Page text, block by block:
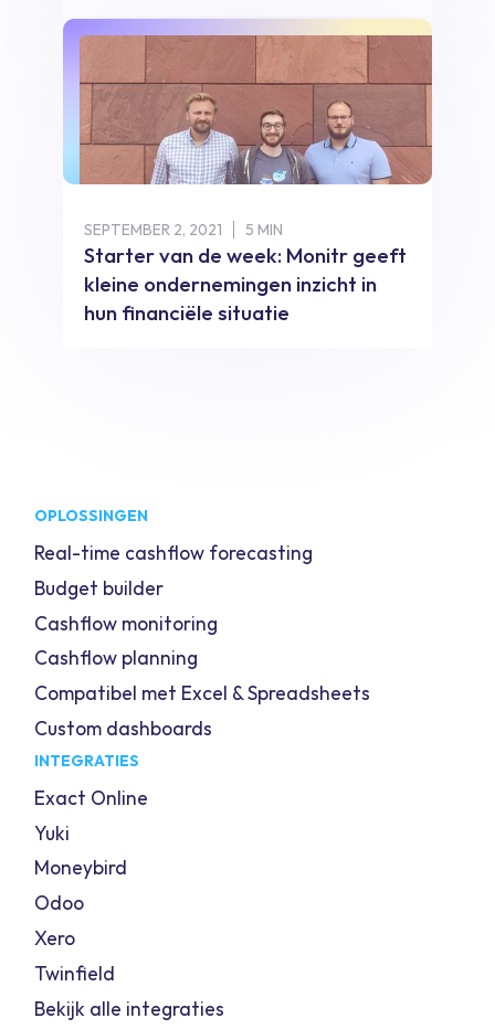
SEPTEMBER 2, 2021 5 MIN
Starter van de week: Monitr geeft
kleine ondernemingen inzicht in
hun financiële situatie
OPLOSSINGEN
Real-time cashflow forecasting
Budget builder
Cashflow monitoring
Cashflow planning
Compatibel met Excel & Spreadsheets
Custom dashboards
INTEGRATIES
Exact Online
Yuki
Moneybird
Odoo
Xero
Twinfield
Bekijk alle integraties